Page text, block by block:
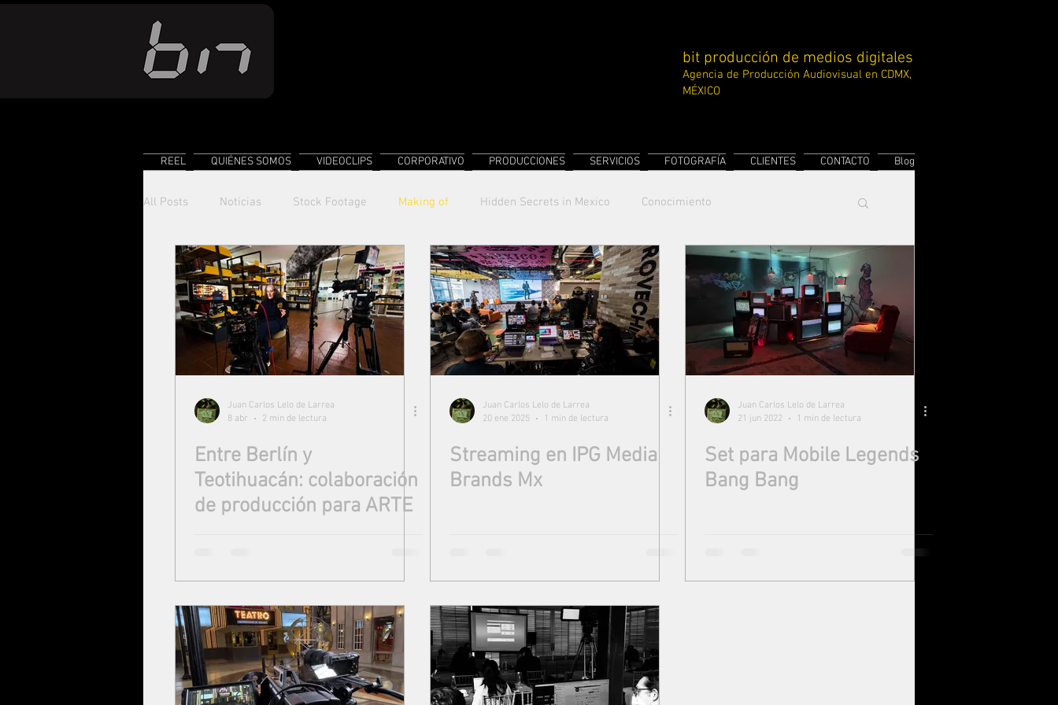
bit producción de medios digitales
Agencia de Producción Audiovisual en CDMX,
MÉXICO
REEL QUIÉNES SOMOS VIDEOCLIPS CORPORATIVO PRODUCCIONES SERVICIOS FOTOGRAFÍA CLIENTES CONTACTO Blog
All Posts Noticias Stock Footage Making of Hidden Secrets in Mexico Conocimiento
Juan Carlos Lelo de Larrea
8 abr
2 min de lectura
Entre Berlín y
Teotihuacán: colaboración
de producción para ARTE
Juan Carlos Lelo de Larrea
20 ene 2025
1 min de lectura
Streaming en IPG Media
Brands Mx
Juan Carlos Lelo de Larrea
21 jun 2022
1 min de lectura
Set para Mobile Legends
Bang Bang